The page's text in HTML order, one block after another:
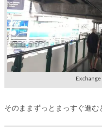
そのままずっとまっすぐ進む